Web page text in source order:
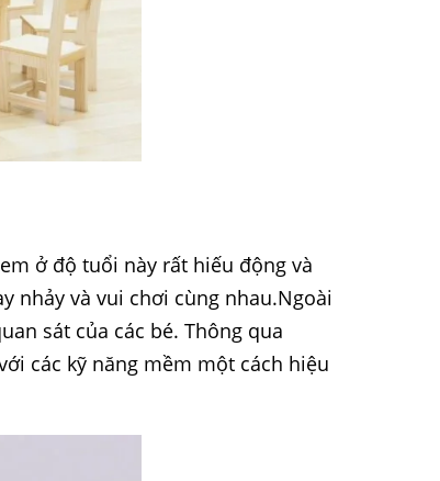
ở độ tuổi này rất hiếu động và
nhảy và vui chơi cùng nhau.Ngoài
sát của các bé. Thông qua
các kỹ năng mềm một cách hiệu